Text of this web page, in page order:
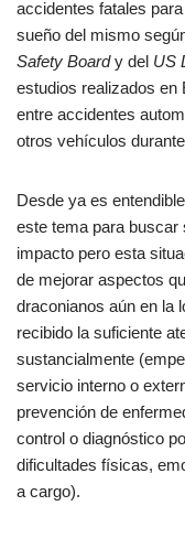
accidentes fatales
sueño del mismo
Safety Boardy del US
estudios realizados en
entre accidentes
otros vehículos
Desde ya es
este tema para buscar
impacto pero esta
de mejorar aspectos
draconianos aún en la
recibido la suficiente
sustancialmente
servicio interno o
prevención de
control o diagnóstico
dificultades físicas,
a cargo).